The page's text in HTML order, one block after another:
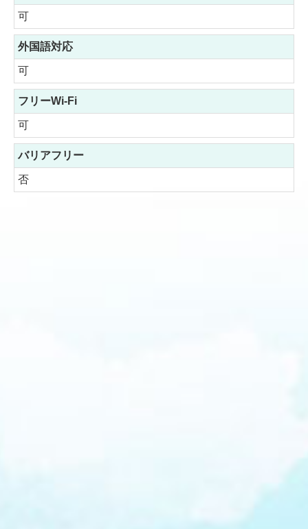
可
外国語対応
可
フリーWi-Fi
可
バリアフリー
否